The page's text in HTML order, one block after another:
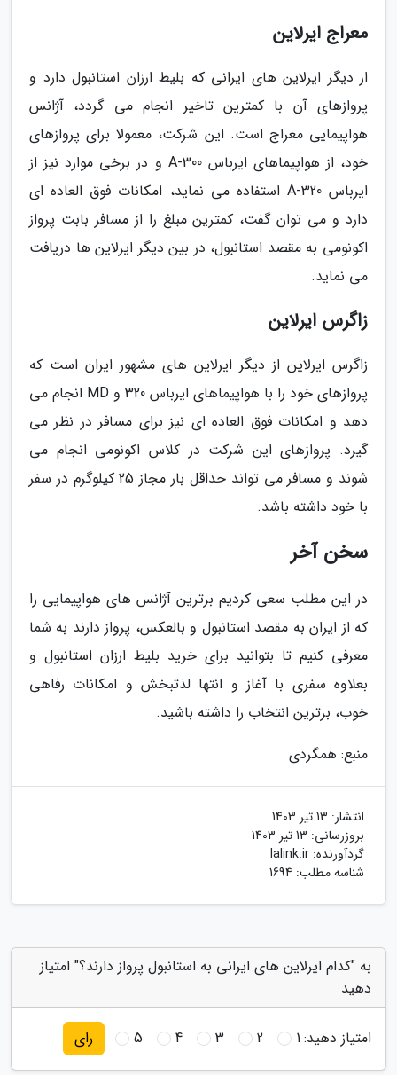
معراج ایرلاین
از دیگر ایرلاین های ایرانی که بلیط ارزان استانبول دارد و
پروازهای آن با کمترین تاخیر انجام می گردد، آژانس
هواپیمایی معراج است. این شرکت، معمولا برای پروازهای
خود، از هواپیماهای ایرباس A-300 و در برخی موارد نیز از
ایرباس A-320 استفاده می نماید، امکانات فوق العاده ای
دارد و می توان گفت، کمترین مبلغ را از مسافر بابت پرواز
اکونومی به مقصد استانبول، در بین دیگر ایرلاین ها دریافت
می نماید.
زاگرس ایرلاین
زاگرس ایرلاین از دیگر ایرلاین های مشهور ایران است که
پروازهای خود را با هواپیماهای ایرباس 320 و MD انجام می
دهد و امکانات فوق العاده ای نیز برای مسافر در نظر می
گیرد. پروازهای این شرکت در کلاس اکونومی انجام می
شوند و مسافر می تواند حداقل بار مجاز 25 کیلوگرم در سفر
با خود داشته باشد.
سخن آخر
در این مطلب سعی کردیم برترین آژانس های هواپیمایی را
که از ایران به مقصد استانبول و بالعکس، پرواز دارند به شما
معرفی کنیم تا بتوانید برای خرید بلیط ارزان استانبول و
بعلاوه سفری با آغاز و انتها لذتبخش و امکانات رفاهی
خوب، برترین انتخاب را داشته باشید.
منبع: همگردی
انتشار: 13 تیر 1403
بروزرسانی: 13 تیر 1403
گردآورنده: lalink.ir
شناسه مطلب: 1694
به "کدام ایرلاین های ایرانی به استانبول پرواز دارند؟" امتیاز
دهید
امتیاز دهید:1
2
3
4
5 رای